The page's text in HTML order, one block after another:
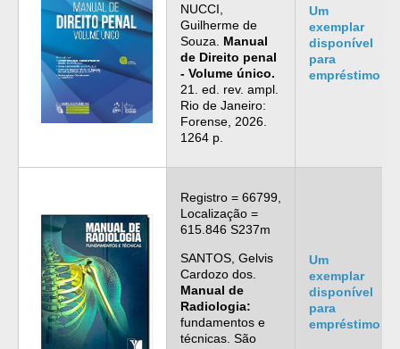
NUCCI,
Guilherme de
Souza. Manual
de Direito penal
- Volume único.
21. ed. rev. ampl.
Rio de Janeiro:
Forense, 2026.
1264 p.
Um
exemplar
disponível
para
empréstimo
Registro = 66799,
Localização =
615.846 S237m
SANTOS, Gelvis
Cardozo dos.
Manual de
Radiologia:
fundamentos e
técnicas. São
Um
exemplar
disponível
para
empréstimo